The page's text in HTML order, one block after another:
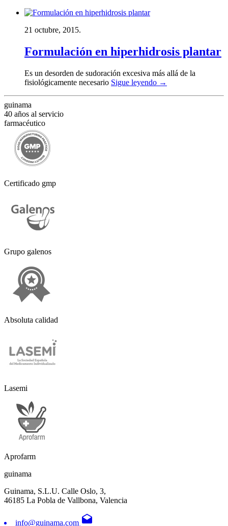
21 octubre, 2015.
Formulación en hiperhidrosis plantar
Es un desorden de sudoración excesiva más allá de la
fisiológicamente necesario Sigue leyendo →
guinama
40 años al servicio
farmacéutico
Certificado gmp
Grupo galenos
Absoluta calidad
Lasemi
Aprofarm
guinama
Guinama, S.L.U. Calle Oslo, 3,
46185 La Pobla de Vallbona, Valencia
info@guinama.com drafts